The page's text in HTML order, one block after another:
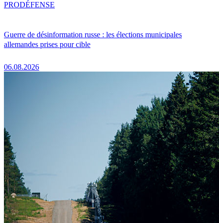
Guerre de désinformation russe : les élections municipales
allemandes prises pour cible
06.08.2026
PRODÉFENSE